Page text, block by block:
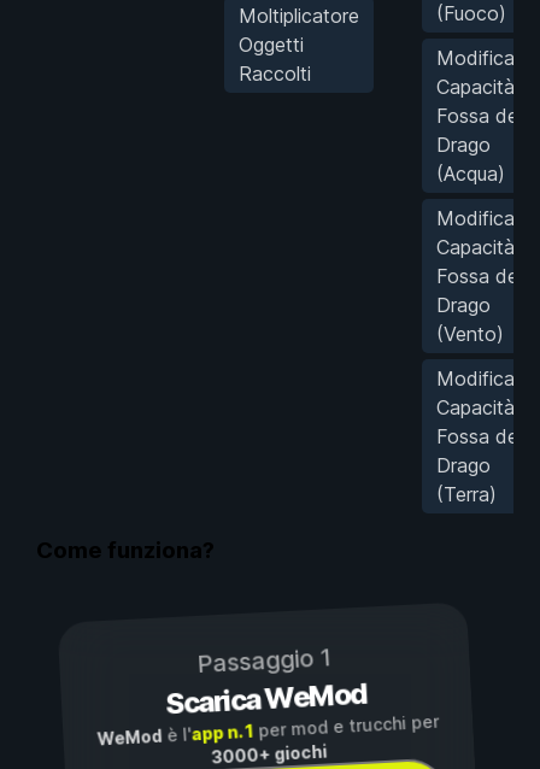
Moltiplicatore
Oggetti
Raccolti
(Fuoco)
Modifica
Capacità
Fossa del
Drago
(Acqua)
Modifica
Capacità
Fossa del
Drago
(Vento)
Modifica
Capacità
Fossa del
Drago
(Terra)
Come funziona?
Passaggio 1
Scarica WeMod
WeMod è l'app n. 1per mod e trucchi per
3000+ giochi